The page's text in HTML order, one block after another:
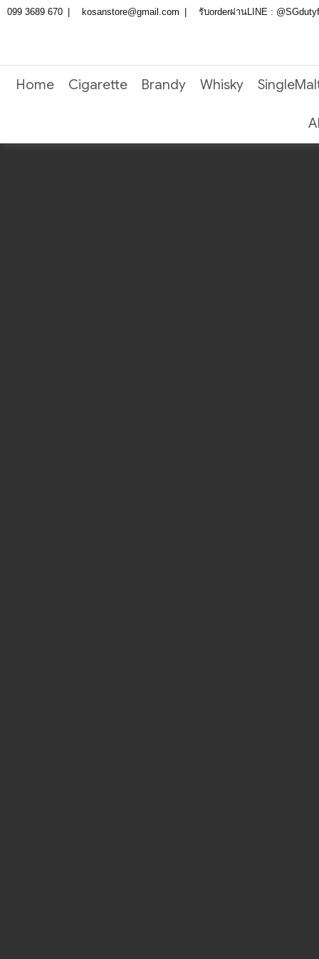
Skip
099 3689 670 kosanstore@gmail.com รับorderผ่านLINE :
Home Cigarette Brandy Whisky